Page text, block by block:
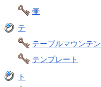
壷
テ
テーブルマウンテン
テンプレート
ト